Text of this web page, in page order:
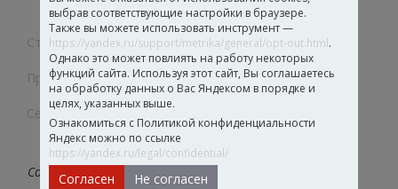
Клеевые составы
Строительная химия
Промышленные клеи
Сертификаты
Создаем собственные рецептуры и технологии
выбрав соответствующие настройки в браузере.
Также вы можете использовать инструмент —
https://yandex.ru/support/metrika/general/opt-out.html.
Однако это может повлиять на работу некоторых
функций сайта. Используя этот сайт, Вы соглашаетесь
на обработку данных о Вас Яндексом в порядке и
целях, указанных выше.
Ознакомиться с Политикой конфиденциальности
Яндекс можно по ссылке
https://yandex.ru/legal/confidential/
Согласен Не согласен